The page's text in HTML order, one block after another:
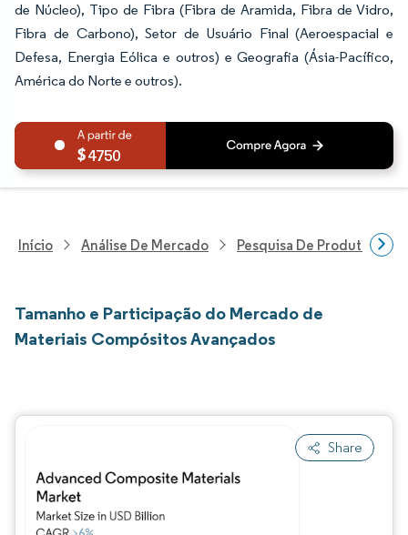
de Núcleo), Tipo de Fibra (Fibra de Aramida, Fibra de Vidro,
Fibra de Carbono), Setor de Usuário Final (Aeroespacial e
Defesa, Energia Eólica e outros) e Geografia (Ásia-Pacífico,
América do Norte e outros).
4750
Início Análise De Mercado Pesquisa De Produtos
Tamanho e Participação do Mercado de
Materiais Compósitos Avançados
Share